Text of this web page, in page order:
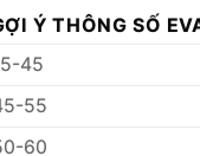
Ý THÔNG SỐ
45
55
60